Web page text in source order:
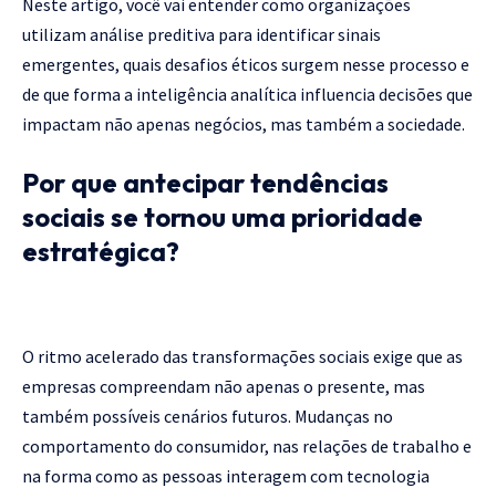
Neste artigo, você vai entender como organizações
utilizam análise preditiva para identificar sinais
emergentes, quais desafios éticos surgem nesse processo e
de que forma a inteligência analítica influencia decisões que
impactam não apenas negócios, mas também a sociedade.
Por que antecipar tendências
sociais se tornou uma prioridade
estratégica?
O ritmo acelerado das transformações sociais exige que as
empresas compreendam não apenas o presente, mas
também possíveis cenários futuros. Mudanças no
comportamento do consumidor, nas relações de trabalho e
na forma como as pessoas interagem com tecnologia